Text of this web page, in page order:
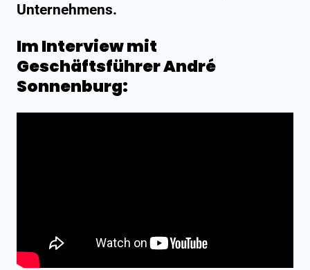
Unternehmens.
Im Interview mit
Geschäftsführer André
Sonnenburg: